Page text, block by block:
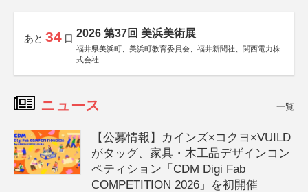
あと 34 日 2026 第37回 美浜美術展
福井県美浜町、美浜町教育委員会、福井新聞社、関西電力株
式会社
ニュース 一覧
【公募情報】カインズ×コクヨ×VUILD
がタッグ、家具・木工品デザインコン
ペティション「CDM Digi Fab
COMPETITION 2026」を初開催